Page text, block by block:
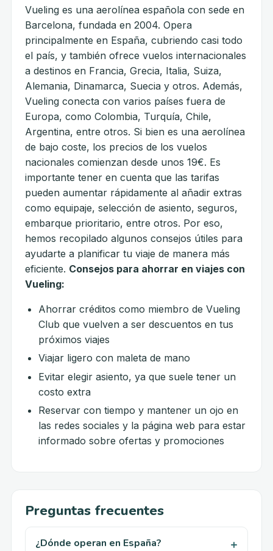
Vueling es una aerolínea española con sede en
Barcelona, fundada en 2004. Opera
principalmente en España, cubriendo casi todo
el país, y también ofrece vuelos internacionales
a destinos en Francia, Grecia, Italia, Suiza,
Alemania, Dinamarca, Suecia y otros. Además,
Vueling conecta con varios países fuera de
Europa, como Colombia, Turquía, Chile,
Argentina, entre otros. Si bien es una aerolínea
de bajo coste, los precios de los vuelos
nacionales comienzan desde unos 19€. Es
importante tener en cuenta que las tarifas
pueden aumentar rápidamente al añadir extras
como equipaje, selección de asiento, seguros,
embarque prioritario, entre otros. Por eso,
hemos recopilado algunos consejos útiles para
ayudarte a planificar tu viaje de manera más
eficiente. Consejos para ahorrar en viajes con
Vueling:
Ahorrar créditos como miembro de Vueling
Club que vuelven a ser descuentos en tus
próximos viajes
Viajar ligero con maleta de mano
Evitar elegir asiento, ya que suele tener un
costo extra
Reservar con tiempo y mantener un ojo en
las redes sociales y la página web para estar
informado sobre ofertas y promociones
Preguntas frecuentes
¿Dónde operan en España?